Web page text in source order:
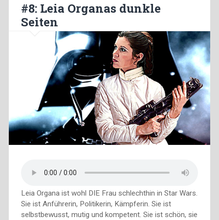
#8: Leia Organas dunkle
Seiten
Leia Organa ist wohl DIE Frau schlechthin in Star Wars.
Sie ist Anführerin, Politikerin, Kämpferin. Sie ist
selbstbewusst, mutig und kompetent. Sie ist schön, sie